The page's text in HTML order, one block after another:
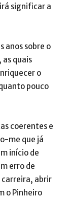
significar a
anos sobre o
quais
o
pouco
coerentes e
me que já
início de
erro de
carreira, abrir
o Pinheiro